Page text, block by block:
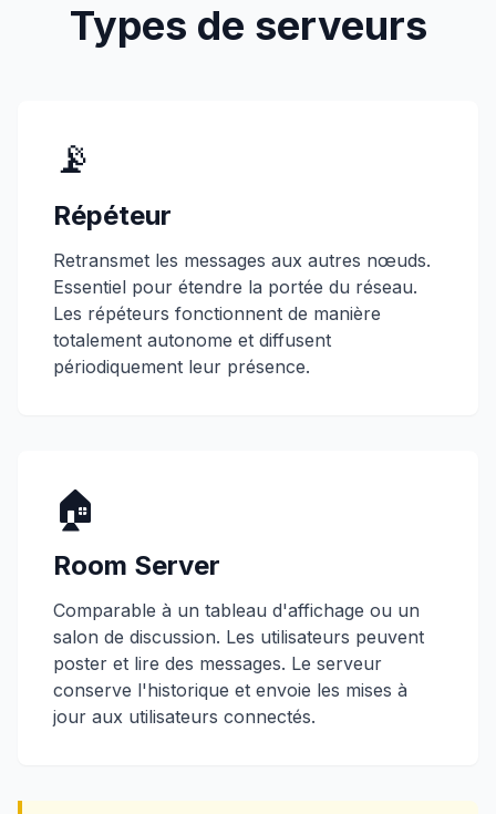
Types de serveurs
📡
Répéteur
Retransmet les messages aux autres nœuds.
Essentiel pour étendre la portée du réseau.
Les répéteurs fonctionnent de manière
totalement autonome et diffusent
périodiquement leur présence.
🏠
Room Server
Comparable à un tableau d'affichage ou un
salon de discussion. Les utilisateurs peuvent
poster et lire des messages. Le serveur
conserve l'historique et envoie les mises à
jour aux utilisateurs connectés.